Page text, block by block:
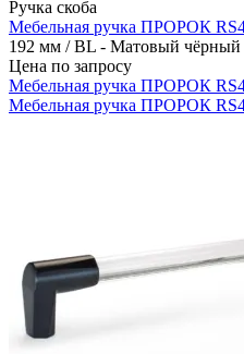
Ручка скоба
Мебельная ручка ПРОРОК
192 мм / BL - Матовый чёрный
Цена по запросу
Мебельная ручка ПРОРОК
Мебельная ручка ПРОРОК